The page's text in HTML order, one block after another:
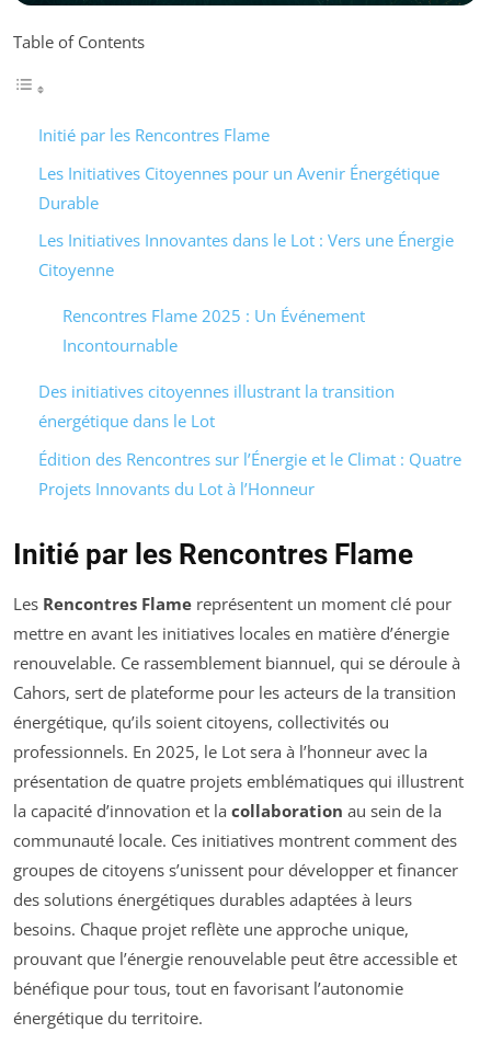
Table of Contents
Initié par les Rencontres Flame
Les Initiatives Citoyennes pour un Avenir Énergétique
Durable
Les Initiatives Innovantes dans le Lot : Vers une Énergie
Citoyenne
Rencontres Flame 2025 : Un Événement
Incontournable
Des initiatives citoyennes illustrant la transition
énergétique dans le Lot
Édition des Rencontres sur l’Énergie et le Climat : Quatre
Projets Innovants du Lot à l’Honneur
Initié par les Rencontres Flame
Les Rencontres Flame représentent un moment clé pour
mettre en avant les initiatives locales en matière d’énergie
renouvelable. Ce rassemblement biannuel, qui se déroule à
Cahors, sert de plateforme pour les acteurs de la transition
énergétique, qu’ils soient citoyens, collectivités ou
professionnels. En 2025, le Lot sera à l’honneur avec la
présentation de quatre projets emblématiques qui illustrent
la capacité d’innovation et la collaboration au sein de la
communauté locale. Ces initiatives montrent comment des
groupes de citoyens s’unissent pour développer et financer
des solutions énergétiques durables adaptées à leurs
besoins. Chaque projet reflète une approche unique,
prouvant que l’énergie renouvelable peut être accessible et
bénéfique pour tous, tout en favorisant l’autonomie
énergétique du territoire.